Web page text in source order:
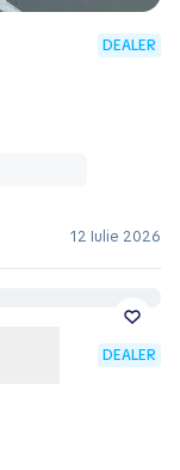
DEALER
12 Iulie 2026
DEALER